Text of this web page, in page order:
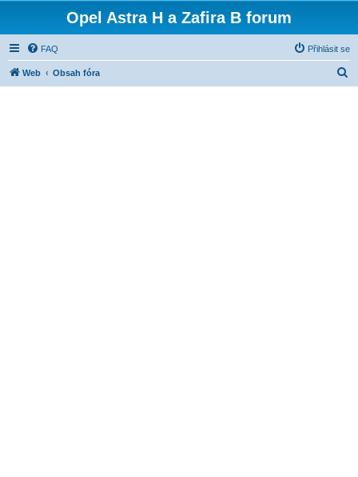
Opel Astra H a Zafira B forum
FAQ Přihlásit se
Web Obsah fóra